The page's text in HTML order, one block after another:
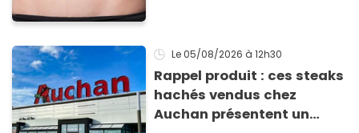
Le 05/08/2026 à 12h30
Rappel produit : ces steaks
hachés vendus chez
Auchan présentent un